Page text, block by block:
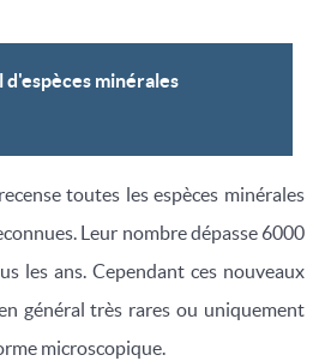
minérales
recense toutes les espèces minérales
Leur nombre dépasse 6000
les ans. Cependant ces nouveaux
général très rares ou uniquement
microscopique.